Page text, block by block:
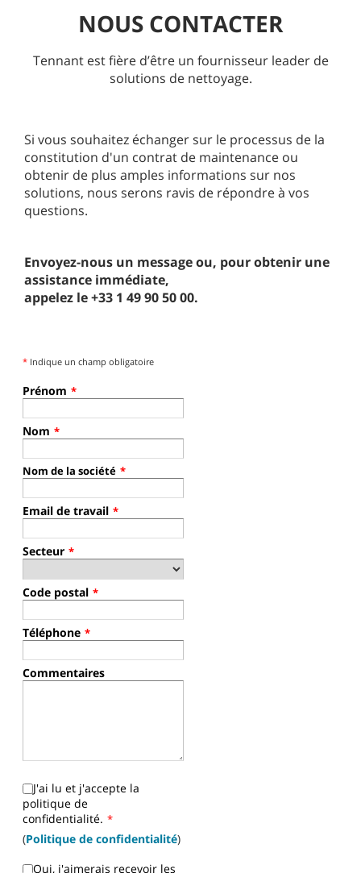
NOUS CONTACTER
Tennant est fière d’être un fournisseur leader de
solutions de nettoyage.
Si vous souhaitez échanger sur le processus de la
constitution d'un contrat de maintenance ou
obtenir de plus amples informations sur nos
solutions, nous serons ravis de répondre à vos
questions.
Envoyez-nous un message ou, pour obtenir une
assistance immédiate,
appelez le +33 1 49 90 50 00.
* Indique un champ obligatoire
Prénom *
Nom *
Nom de la société *
Email de travail *
Secteur *
Code postal *
Téléphone *
Commentaires
J'ai lu et j'accepte la
politique de
confidentialité. *
(Politique de confidentialité)
Oui, j'aimerais recevoir les